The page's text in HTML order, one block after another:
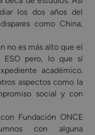
los dos años del
como China,
no es más alto que el
ESO pero, lo que sí
académico.
aspectos como la
social y con
Fundación ONCE
con alguna